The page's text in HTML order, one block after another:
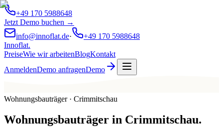
+49 170 5988648
Jetzt Demo buchen →
info@innoflat.de·
+49 170 5988648
Innoflat.
PreiseWie wir arbeitenBlogKontakt
AnmeldenDemo anfragenDemo
Wohnungsbauträger · Crimmitschau
Wohnungsbauträger in Crimmitschau.